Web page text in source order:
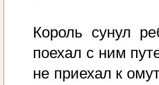
Король сунул
поехал с ним
не приехал к